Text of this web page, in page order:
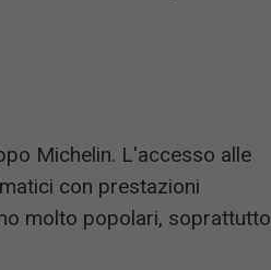
Michelin. L'accesso alle
con prestazioni
molto popolari, soprattutto